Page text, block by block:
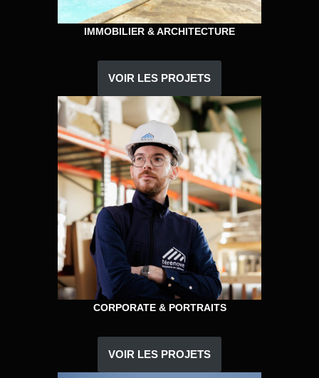
IMMOBILIER & ARCHITECTURE
VOIR LES PROJETS
CORPORATE & PORTRAITS
VOIR LES PROJETS